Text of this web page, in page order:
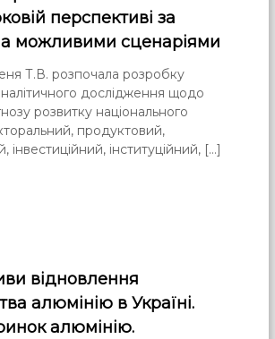
перспективі за
можливими сценаріями
Т.В. розпочала розробку
дослідження щодо
розвитку національного
продуктовий,
інвестиційний, інституційний, […]
відновлення
алюмінію в Україні.
алюмінію.